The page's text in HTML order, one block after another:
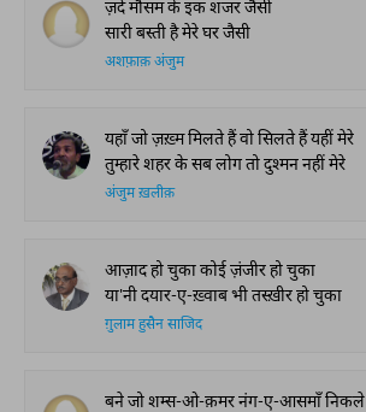
ज़र्द मौसम के इक शजर जैसी
सारी बस्ती है मेरे घर जैसी
अशफ़ाक़ अंजुम
यहाँ जो ज़ख़्म मिलते हैं वो सिलते हैं यहीं मेरे
तुम्हारे शहर के सब लोग तो दुश्मन नहीं मेरे
अंजुम ख़लीक़
आज़ाद हो चुका कोई ज़ंजीर हो चुका
या'नी दयार-ए-ख़्वाब भी तस्ख़ीर हो चुका
ग़ुलाम हुसैन साजिद
बने जो शम्स-ओ-क़मर नंग-ए-आसमाँ निकले